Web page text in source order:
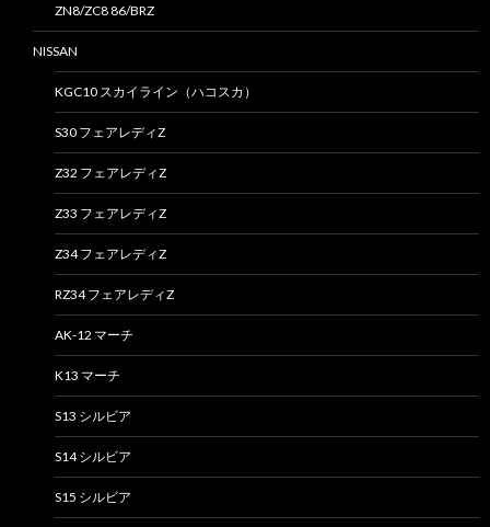
ZN8/ZC8 86/BRZ
NISSAN
KGC10 スカイライン（ハコスカ）
S30 フェアレディZ
Z32 フェアレディZ
Z33 フェアレディZ
Z34 フェアレディZ
RZ34 フェアレディZ
AK-12 マーチ
K13 マーチ
S13 シルビア
S14 シルビア
S15 シルビア